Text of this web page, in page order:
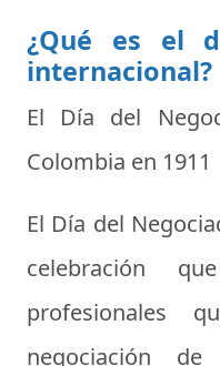
¿Qué es el
internacional?
El Día del
Colombia en 1911
El Día del
celebración
profesionales
negociación